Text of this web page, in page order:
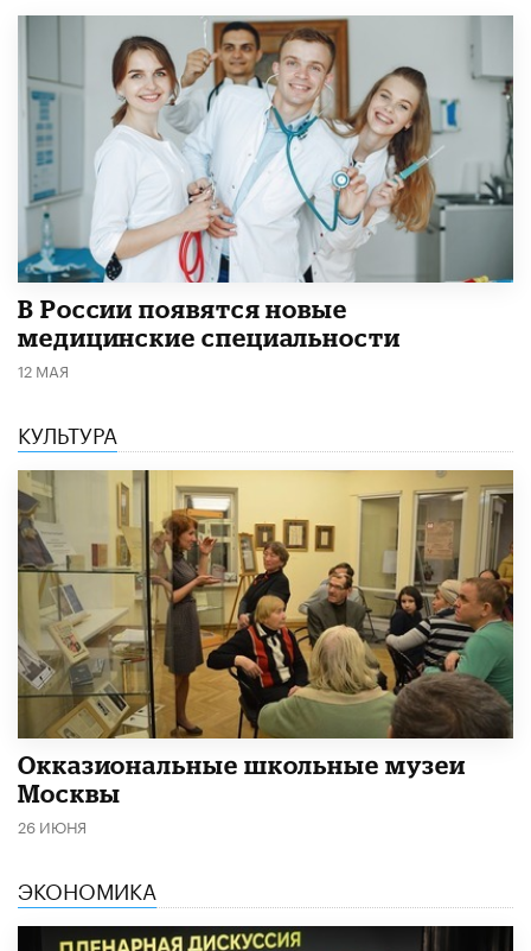
В России появятся новые
медицинские специальности
12 МАЯ
КУЛЬТУРА
​Окказиональные школьные музеи
Москвы
26 ИЮНЯ
ЭКОНОМИКА